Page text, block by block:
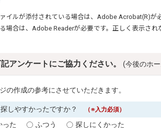
イルが添付されている場合は、 Adobe Acrobat(R)が
場合は、 Adobe Readerが必要です。正しく表示され